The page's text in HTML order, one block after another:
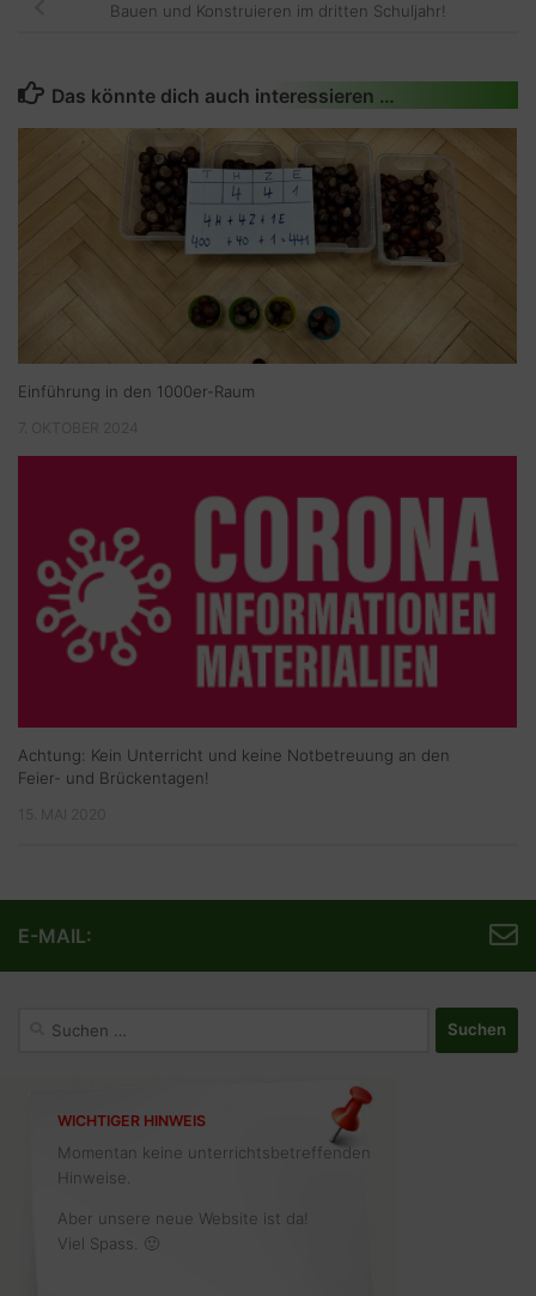
Bauen und Konstruieren im dritten Schuljahr!
Das könnte dich auch interessieren …
Einführung in den 1000er-Raum
Achtung: Kein Unterricht und keine Notbetreuung an den
Feier- und Brückentagen!
E-MAIL:
WICHTIGER HINWEIS
Momentan keine unterrichtsbetreffenden
Hinweise.
Aber unsere neue Website ist da!
Viel Spass. 🙂